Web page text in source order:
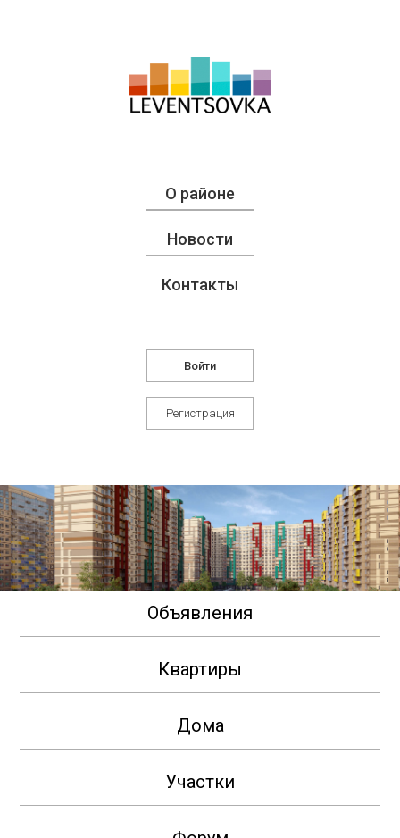
О районе
Новости
Контакты
Войти
Регистрация
Объявления
Квартиры
Дома
Участки